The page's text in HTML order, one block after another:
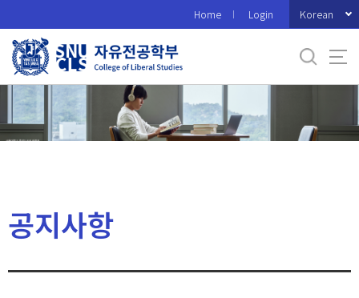
로
메
Home Login Korean
공지사항